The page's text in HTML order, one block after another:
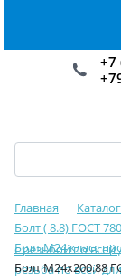
+7
Главная Каталог
Болт ( 8.8) ГОСТ
с резьбой по всей
Болт М24 класс
резьба по всей
Болт М24х200.88